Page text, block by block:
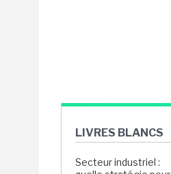
LIVRES BLANCS
Secteur industriel :